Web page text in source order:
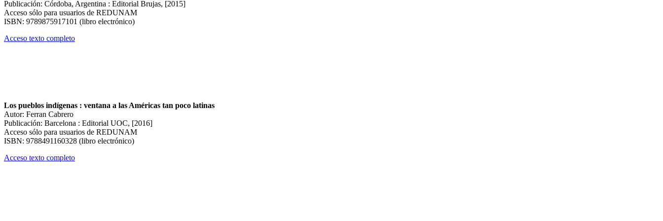
Publicación: Córdoba, Argentina : Editorial Brujas, [2015]
Acceso sólo para usuarios de REDUNAM
ISBN: 9789875917101 (libro electrónico)
Acceso texto completo
Los pueblos indígenas : ventana a las Américas tan poco latinas
Autor: Ferran Cabrero
Publicación: Barcelona : Editorial UOC, [2016]
Acceso sólo para usuarios de REDUNAM
ISBN: 9788491160328 (libro electrónico)
Acceso texto completo